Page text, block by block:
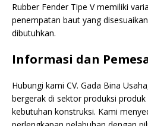
Rubber Fender Tipe V memiliki
penempatan baut yang
dibutuhkan.
Informasi dan
Hubungi kami CV. Gada Bina
bergerak di sektor produksi
kebutuhan konstruksi. Kami